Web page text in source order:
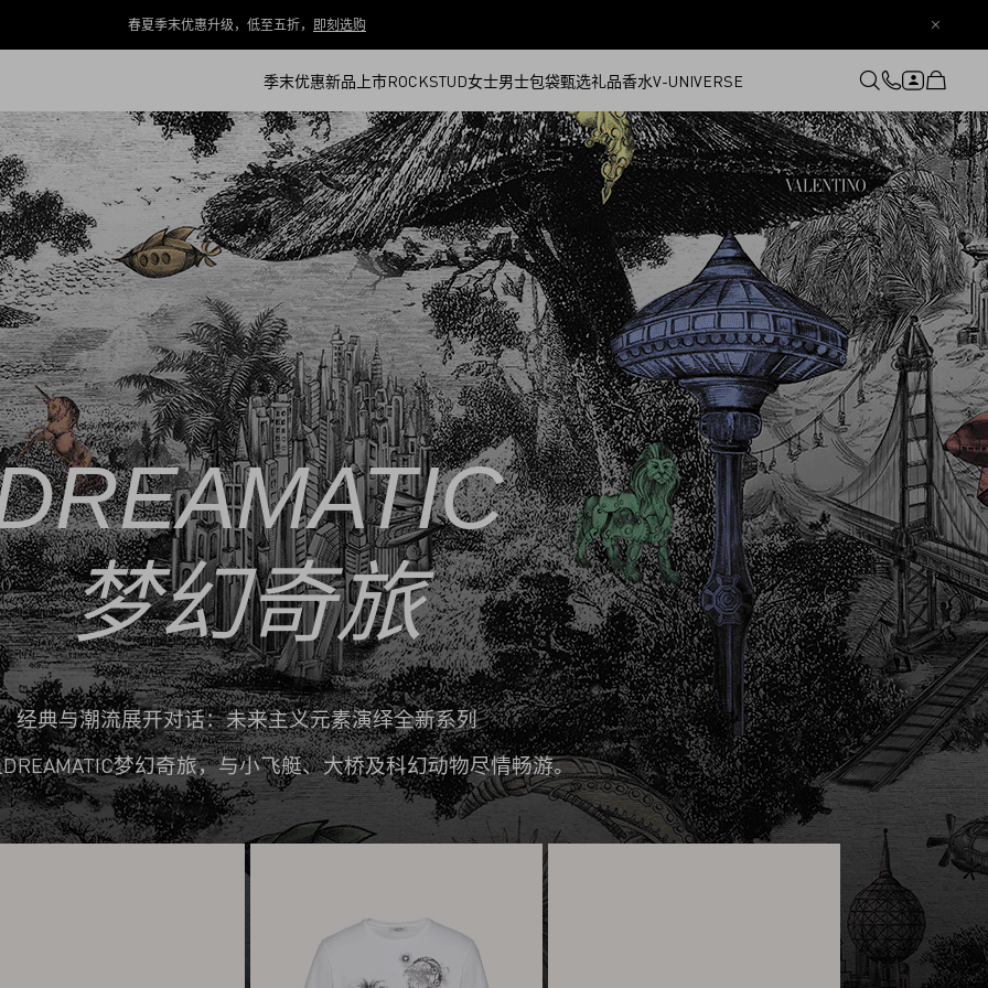
春夏季末优惠升级，低至五折， 即刻选购
季末优惠新品上市ROCKSTUD女士男士包袋甄选礼品香水V-UNIVERSE
登录或注册
心愿单
梦幻奇旅
经典与潮流展开对话：未来主义元素演绎全新系列
梦幻奇旅，与小飞艇、大桥及科幻动物尽情畅游。